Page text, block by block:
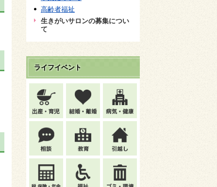
高齢者福祉
生きがいサロンの募集につい
て
ライフイベント